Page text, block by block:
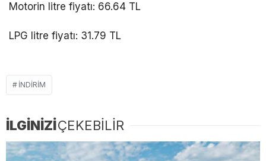
Motorin litre fiyatı: 66.64 TL
LPG litre fiyatı: 31.79 TL
INDIRIM
İLGİNİZİÇEKEBİLİR